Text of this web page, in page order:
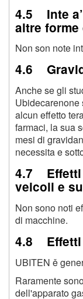
4.5 Inte
altre
Non son note
4.6
Anche se gli
alcun effetto
farmaci, la sua
mesi di
necessita e
4.7 Effetti
veicoli e
Non sono noti
di macchine.
4.8 Effetti
UBITEN ě
Raramente
dell'apparato